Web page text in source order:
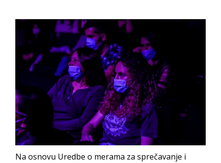
Na osnovu Uredbe o merama za sprečavanje i